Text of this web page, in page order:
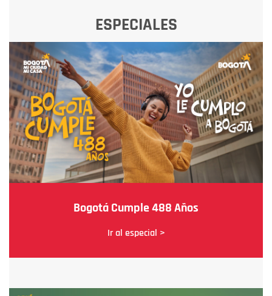
ESPECIALES
Bogotá Cumple 488 Años
Ir al especial >